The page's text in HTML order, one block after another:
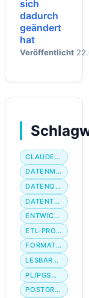
sich
dadurch
geändert
hat
Veröffentlicht
CLAUDE CODE
DATENMIGRATION
DATENQUALITÄT
DATENTYP
ENTWICKLER-WORKFLOW
ETL-PROZESS
FORMATIERUNG
LESBARKEIT
PL/PGSQL
POSTGRES